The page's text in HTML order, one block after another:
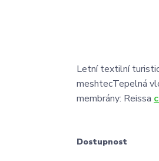
Letní textilní
meshtecTepelná
membrány: Reissa
Dostupnost